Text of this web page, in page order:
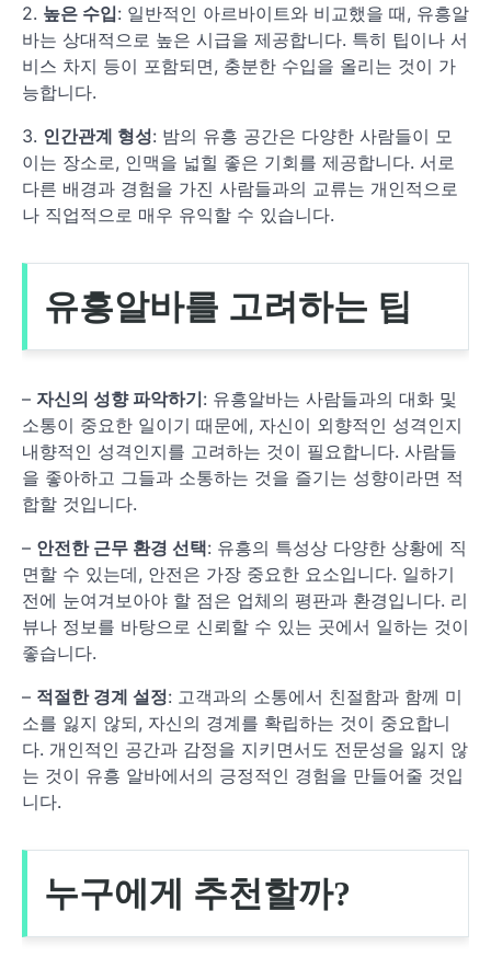
2. 높은 수입: 일반적인 아르바이트와 비교했을 때, 유흥알
바는 상대적으로 높은 시급을 제공합니다. 특히 팁이나 서
비스 차지 등이 포함되면, 충분한 수입을 올리는 것이 가
능합니다.
3. 인간관계 형성: 밤의 유흥 공간은 다양한 사람들이 모
이는 장소로, 인맥을 넓힐 좋은 기회를 제공합니다. 서로
다른 배경과 경험을 가진 사람들과의 교류는 개인적으로
나 직업적으로 매우 유익할 수 있습니다.
유흥알바를 고려하는 팁
– 자신의 성향 파악하기: 유흥알바는 사람들과의 대화 및
소통이 중요한 일이기 때문에, 자신이 외향적인 성격인지
내향적인 성격인지를 고려하는 것이 필요합니다. 사람들
을 좋아하고 그들과 소통하는 것을 즐기는 성향이라면 적
합할 것입니다.
– 안전한 근무 환경 선택: 유흥의 특성상 다양한 상황에 직
면할 수 있는데, 안전은 가장 중요한 요소입니다. 일하기
전에 눈여겨보아야 할 점은 업체의 평판과 환경입니다. 리
뷰나 정보를 바탕으로 신뢰할 수 있는 곳에서 일하는 것이
좋습니다.
– 적절한 경계 설정: 고객과의 소통에서 친절함과 함께 미
소를 잃지 않되, 자신의 경계를 확립하는 것이 중요합니
다. 개인적인 공간과 감정을 지키면서도 전문성을 잃지 않
는 것이 유흥 알바에서의 긍정적인 경험을 만들어줄 것입
니다.
누구에게 추천할까?